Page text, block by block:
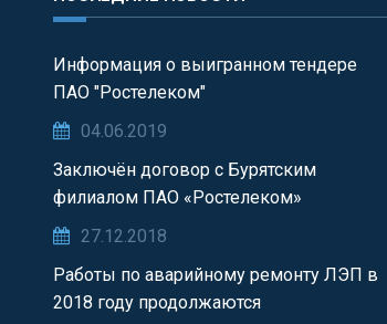
Информация о выигранном тендере
ПАО "Ростелеком"
04.06.2019
Заключён договор с Бурятским
филиалом ПАО «Ростелеком»
27.12.2018
Работы по аварийному ремонту ЛЭП в
2018 году продолжаются